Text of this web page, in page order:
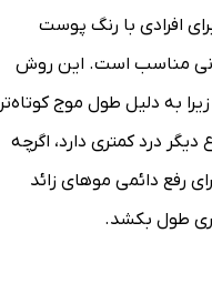
افرادی با رنگ پوست
مناسب است. این روش
به دلیل طول موج کوتاه‌تر
دیگر درد کمتری دارد، اگرچه
رفع دائمی موهای زائد
طول بکشد.